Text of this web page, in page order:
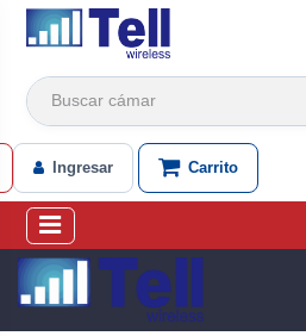
Ir al contenido
Ingresar Carrito